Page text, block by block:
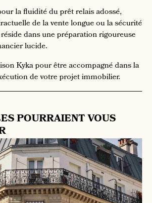
la fluidité du prêt relais adossé,
de la vente longue ou la sécurité
dans une préparation rigoureuse
lucide.
Kyka pour être accompagné dans la
de votre projet immobilier.
POURRAIENT VOUS